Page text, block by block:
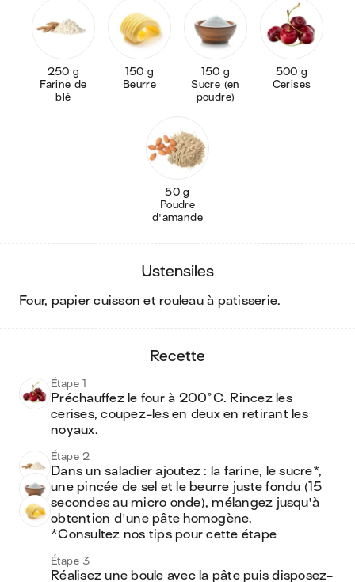
250 g
Farine de
blé
150 g
Beurre
150 g
Sucre (en
poudre)
500 g
Cerises
50 g
Poudre
d'amande
ustensiles
four, papier cuisson et rouleau à patisserie.
recette
Étape 1
Préchauffez le four à 200°C. Rincez les
cerises, coupez-les en deux en retirant les
noyaux.
Étape 2
Dans un saladier ajoutez : la farine, le sucre*,
une pincée de sel et le beurre juste fondu (15
secondes au micro onde), mélangez jusqu'à
obtention d'une pâte homogène.
*Consultez nos tips pour cette étape
Étape 3
Réalisez une boule avec la pâte puis disposez-